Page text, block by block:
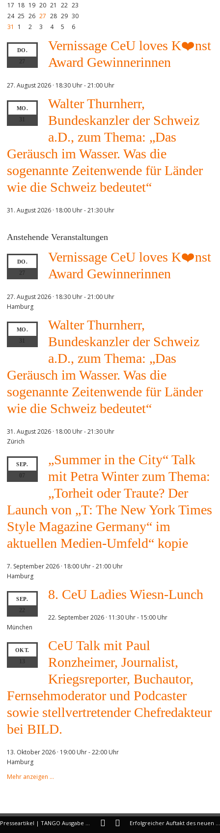
Presseartikel | TANGO Ausgabe 1025 Erfolgreicher Auftakt des neuen CeU-Standorts in der Schweiz 🇨🇭
17 18 19 20 21 22 23
24 25 26 27 28 29 30
31
1 2 3 4 5 6
DO.
27
Vernissage CeU loves K❤️nst
Award Gewinnerinnen
27. August 2026 · 18:30 Uhr-21:00 Uhr
MO.
31
Walter Thurnherr,
Bundeskanzler der Schweiz
a.D., zum Thema: „Das
Geräusch im Wasser. Was die
sogenannte Zeitenwende für Länder
wie die Schweiz bedeutet“
31. August 2026 · 18:00 Uhr-21:30 Uhr
Anstehende Veranstaltungen
DO.
27
Vernissage CeU loves K❤️nst
Award Gewinnerinnen
27. August 2026 · 18:30 Uhr-21:00 Uhr
Hamburg
MO.
31
Walter Thurnherr,
Bundeskanzler der Schweiz
a.D., zum Thema: „Das
Geräusch im Wasser. Was die
sogenannte Zeitenwende für Länder
wie die Schweiz bedeutet“
31. August 2026 · 18:00 Uhr-21:30 Uhr
Zürich
SEP.
07
„Summer in the City“ Talk
mit Petra Winter zum Thema:
„Torheit oder Traute? Der
Launch von „T: The New York Times
Style Magazine Germany“ im
aktuellen Medien-Umfeld“ kopie
7. September 2026 · 18:00 Uhr-21:00 Uhr
Hamburg
SEP.
22
8. CeU Ladies Wiesn-Lunch
22. September 2026 · 11:30 Uhr- 15:00 Uhr
München
OKT.
13
CeU Talk mit Paul
Ronzheimer, Journalist,
Kriegsreporter, Buchautor,
Fernsehmoderator und Podcaster
sowie stellvertretender Chefredakteur
bei BILD.
13. Oktober 2026 · 19:00 Uhr-22:00 Uhr
Hamburg
Mehr anzeigen …